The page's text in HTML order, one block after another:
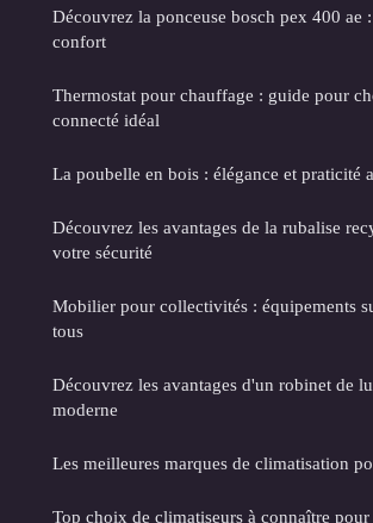
Découvrez la ponceuse bosch pex 400 ae
confort
Thermostat pour chauffage : guide pour
connecté idéal
La poubelle en bois : élégance et praticité
Découvrez les avantages de la rubalise
votre sécurité
Mobilier pour collectivités : équipements
tous
Découvrez les avantages d'un robinet de
moderne
Les meilleures marques de climatisation
Top choix de climatiseurs à connaître